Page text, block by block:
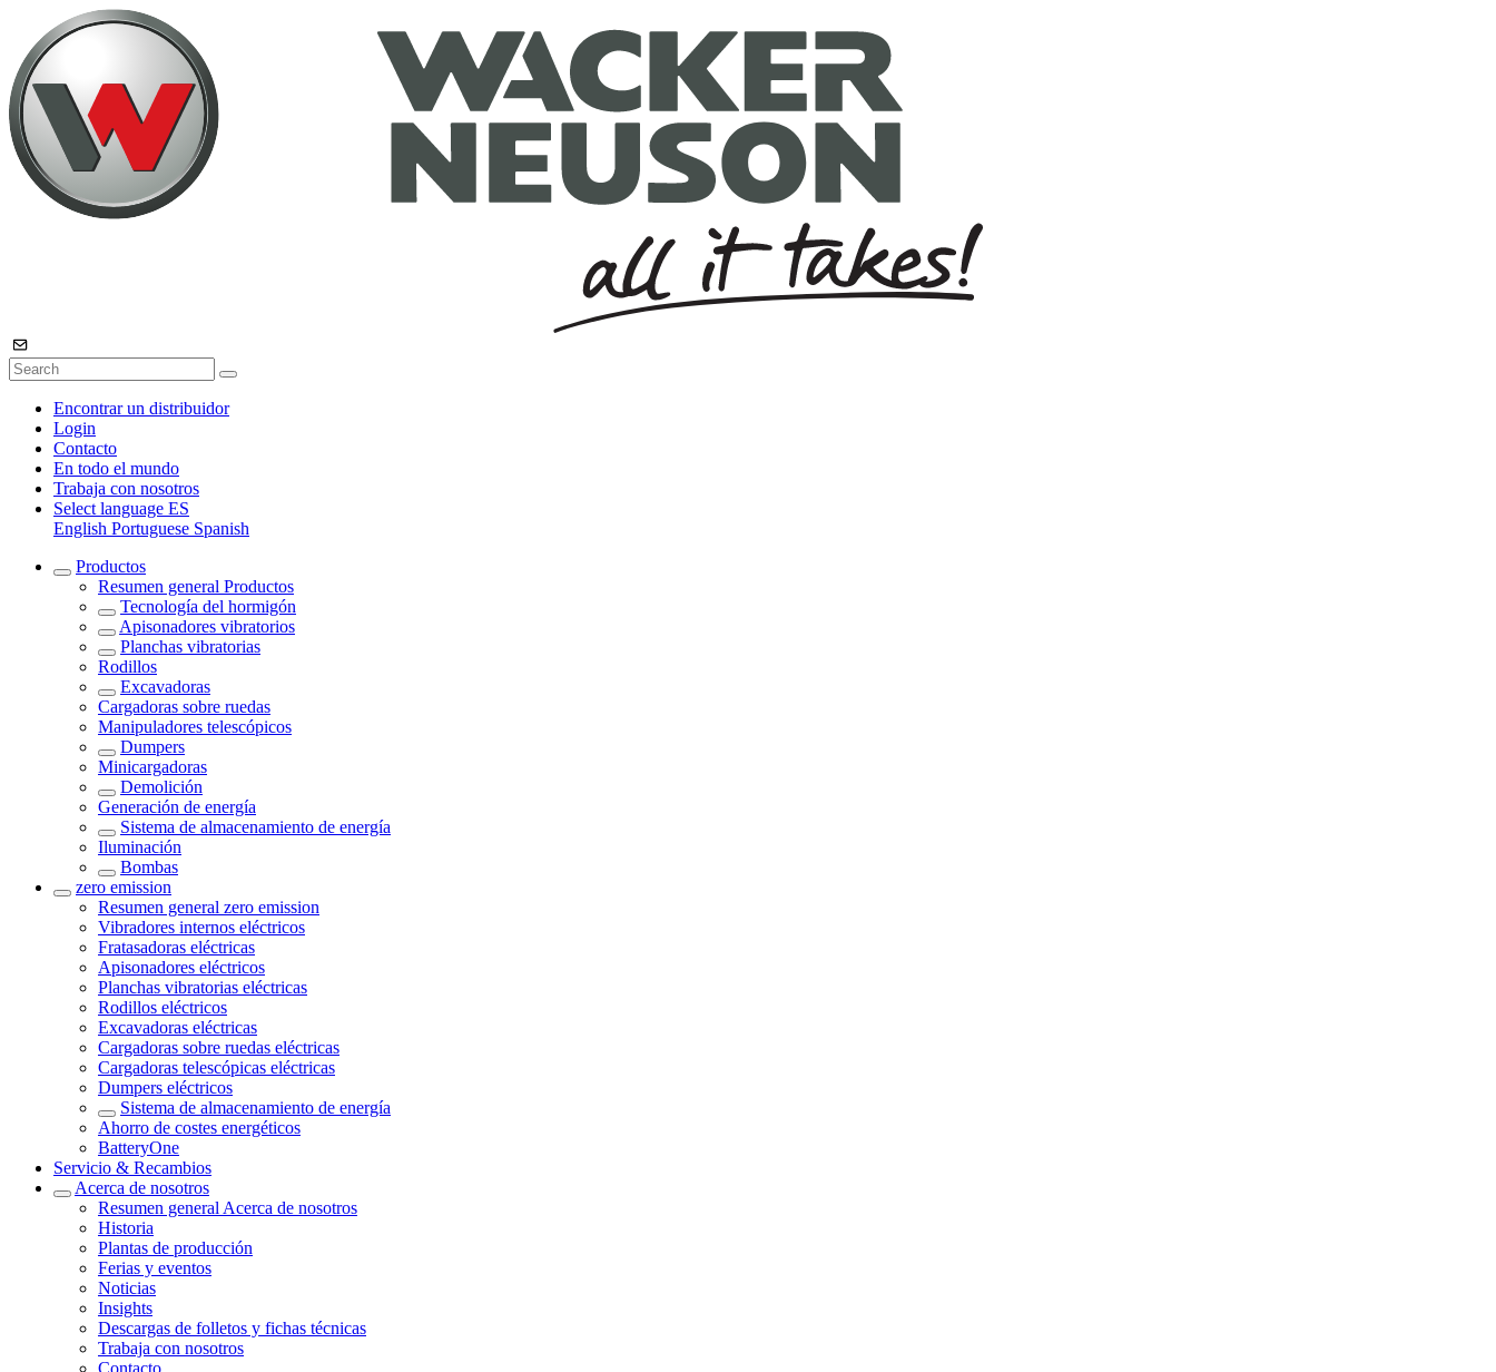
Encontrar un distribuidor
Login
Contacto
En todo el mundo
Trabaja con nosotros
Select language ES
English Portuguese Spanish
Productos
Resumen general Productos
Tecnología del hormigón
Apisonadores vibratorios
Planchas vibratorias
Rodillos
Excavadoras
Cargadoras sobre ruedas
Manipuladores telescópicos
Dumpers
Minicargadoras
Demolición
Generación de energía
Sistema de almacenamiento de energía
Iluminación
Bombas
zero emission
Resumen general zero emission
Vibradores internos eléctricos
Fratasadoras eléctricas
Apisonadores eléctricos
Planchas vibratorias eléctricas
Rodillos eléctricos
Excavadoras eléctricas
Cargadoras sobre ruedas eléctricas
Cargadoras telescópicas eléctricas
Dumpers eléctricos
Sistema de almacenamiento de energía
Ahorro de costes energéticos
BatteryOne
Servicio & Recambios
Acerca de nosotros
Resumen general Acerca de nosotros
Historia
Plantas de producción
Ferias y eventos
Noticias
Insights
Descargas de folletos y fichas técnicas
Trabaja con nosotros
Contacto